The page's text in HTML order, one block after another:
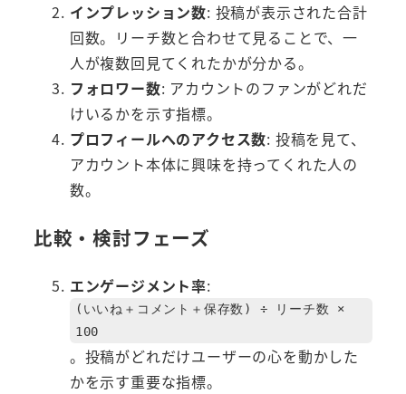
インプレッション数: 投稿が表示された合計
回数。リーチ数と合わせて見ることで、一
人が複数回見てくれたかが分かる。
フォロワー数: アカウントのファンがどれだ
けいるかを示す指標。
プロフィールへのアクセス数: 投稿を見て、
アカウント本体に興味を持ってくれた人の
数。
比較・検討フェーズ
エンゲージメント率:
(いいね＋コメント＋保存数) ÷ リーチ数 ×
100
。投稿がどれだけユーザーの心を動かした
かを示す重要な指標。